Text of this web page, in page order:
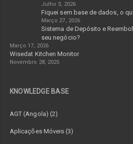
Julho 3, 2026
Fiquei sem base de dados, o
Março 27, 2026
Sistema de Depósito e
seu negócio?
Março 17, 2026
Wisedat Kitchen Monitor
Novembro 28, 2025
KNOWLEDGE BASE
AGT (Angola) (2)
Aplicações Móveis (3)